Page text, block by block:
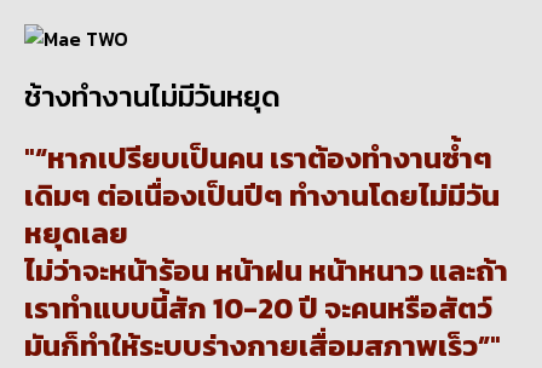
ช้างทำงานไม่มีวันหยุด
“หากเปรียบเป็นคน เราต้องทำงานซ้ำๆ
เดิมๆ ต่อเนื่องเป็นปีๆ ทำงานโดยไม่มีวัน
หยุดเลย
ไม่ว่าจะหน้าร้อน หน้าฝน หน้าหนาว และถ้า
เราทำแบบนี้สัก 10-20 ปี จะคนหรือสัตว์
มันก็ทำให้ระบบร่างกายเสื่อมสภาพเร็ว”